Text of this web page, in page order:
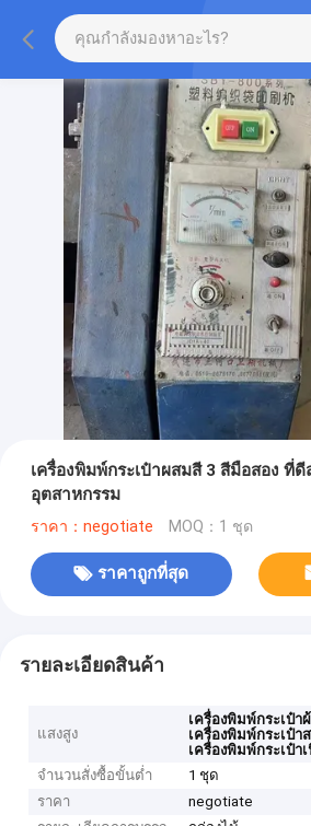
เครื่องพิมพ์กระเป๋าผสมสี 3 สีมือสอง ที่
อุตสาหกรรม
ราคา：negotiate MOQ：1 ชุด
ราคาถูกที่สุด
รายละเอียดสินค้า
แสงสูง
เครื่องพิมพ์กระเป๋า
เครื่องพิมพ์กระเป๋า
เครื่องพิมพ์กระเป๋า
จำนวนสั่งซื้อขั้นต่ำ
1 ชุด
ราคา
negotiate